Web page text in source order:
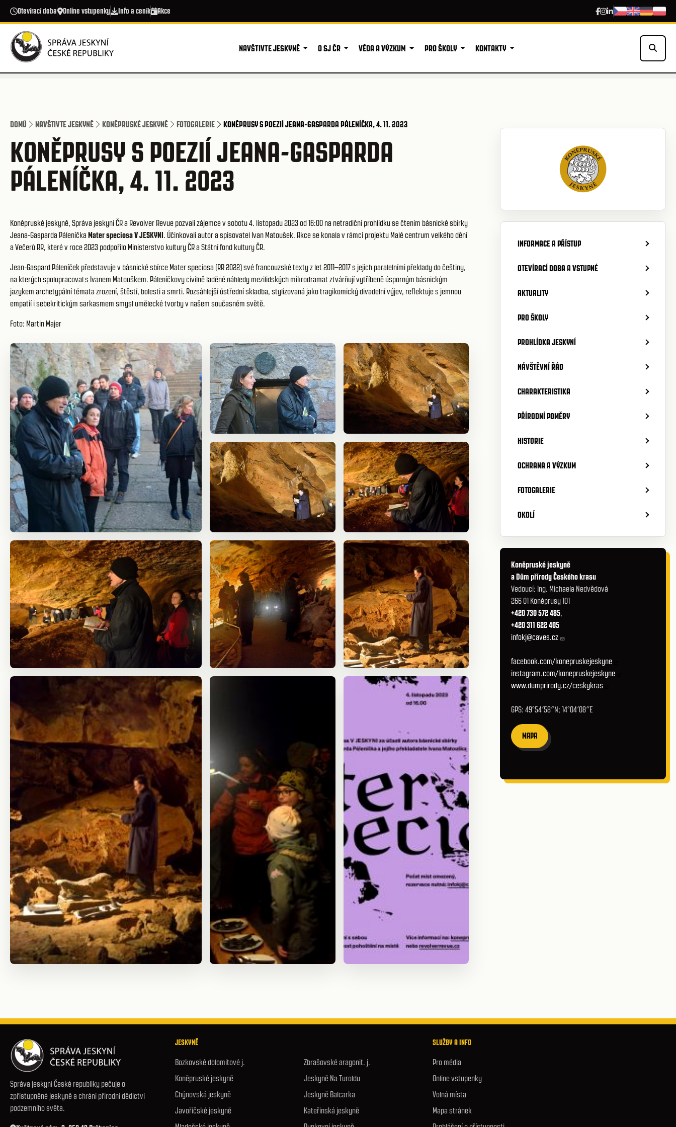
Přejít k hlavnímu obsahu
Otevírací doba Online vstupenky Info a ceník Akce
NAVŠTIVTE JESKYNĚ O SJ ČR VĚDA A VÝZKUM PRO ŠKOLY KONTAKTY
DOMŮ NAVŠTIVTE JESKYNĚ KONĚPRUSKÉ JESKYNĚ FOTOGALERIE KONĚPRUSY S POEZIÍ JEANA-GASPARDA PÁLENÍČKA, 4. 11. 2023
KONĚPRUSY S POEZIÍ JEANA-GASPARDA
PÁLENÍČKA, 4. 11. 2023
Koněpruské jeskyně, Správa jeskyní ČR a Revolver Revue pozvali zájemce v sobotu 4. listopadu 2023 od 16:00 na netradiční prohlídku se čtením básnické sbírky
Jeana-Gasparda Páleníčka Mater speciosa V JESKYNI. Účinkovali autor a spisovatel Ivan Matoušek. Akce se konala v rámci projektu Malé centrum velkého dění
a Večerů RR, které v roce 2023 podpořilo Ministerstvo kultury ČR a Státní fond kultury ČR.
Jean-Gaspard Páleníček představuje v básnické sbírce Mater speciosa (RR 2022) své francouzské texty z let 2011–2017 s jejich paralelními překlady do češtiny,
na kterých spolupracoval s Ivanem Matouškem. Páleníčkovy civilně laděné náhledy mezilidských mikrodramat ztvárňují vytříbeně úsporným básnickým
jazykem archetypální témata zrození, štěstí, bolesti a smrti. Rozsáhlejší ústřední skladba, stylizovaná jako tragikomický divadelní výjev, reflektuje s jemnou
empatií i sebekritickým sarkasmem smysl umělecké tvorby v našem současném světě.
Foto: Martin Majer
INFORMACE A PŘÍSTUP
OTEVÍRACÍ DOBA A VSTUPNÉ
AKTUALITY
PRO ŠKOLY
PROHLÍDKA JESKYNÍ
NÁVŠTĚVNÍ ŘÁD
CHARAKTERISTIKA
PŘÍRODNÍ POMĚRY
HISTORIE
OCHRANA A VÝZKUM
FOTOGALERIE
OKOLÍ
Koněpruské jeskyně
a Dům přírody Českého krasu
Vedoucí: Ing. Michaela Nedvědová
266 01 Koněprusy 101
+420 730 572 485,
+420 311 622 405
infokj@caves.cz
facebook.com/konepruskejeskyne
instagram.com/konepruskejeskyne
www.dumprirody.cz/ceskykras
GPS: 49°54′58″N; 14°04′08″E
MAPA
Správa jeskyní České republiky pečuje o
zpřístupněné jeskyně a chrání přírodní dědictví
podzemního světa.
JESKYNĚ
Bozkovské dolomitové j.
Koněpruské jeskyně
Chýnovská jeskyně
Javoříčské jeskyně
Zbrašovské aragonit. j.
Jeskyně Na Turoldu
Jeskyně Balcarka
Kateřinská jeskyně
SLUŽBY A INFO
Pro média
Online vstupenky
Volná místa
Mapa stránek